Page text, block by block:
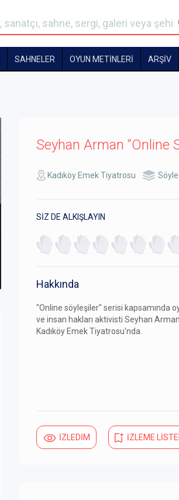
SAHNELER OYUN METİNLERİ ARŞİV
Seyhan Arman “Online
Kadıköy Emek Tiyatrosu
SİZ DE ALKIŞLAYIN
Hakkında
"Online söyleşiler" serisi kapsamında
ve insan hakları aktivisti Seyhan
Kadıköy Emek Tiyatrosu'nda.
İZLEDİM İZLEME